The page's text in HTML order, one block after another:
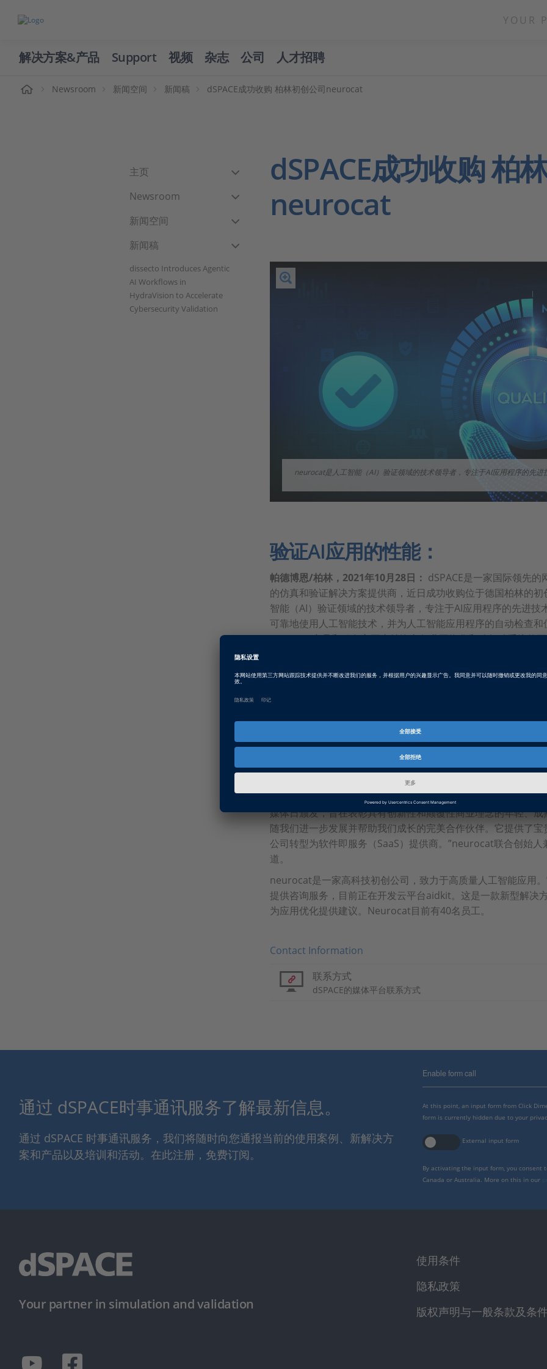
YOUR
解决方案&产品 Support 视频 杂志 公司 人才招聘
Newsroom 新闻空间 新闻稿 dSPACE成功收购 柏林初创公司neurocat
主页
Newsroom
新闻空间
新闻稿
dissecto Introduces Agentic
AI Workflows in
HydraVision to Accelerate
Cybersecurity Validation
dSPACE成功收购 柏
neurocat
neurocat是人工智能（AI）验证领域的技术领导者，专注于AI应用程序的先进
验证AI应用的性能：
帕德博恩/柏林，2021年10月28日： dSPACE是一家国际领先
的仿真和验证解决方案提供商，近日成功收购位于德国柏林的
智能（AI）验证领域的技术领导者，专注于AI应用程序的先进
可靠地使用人工智能技术，并为人工智能应用程序的自动检查
neurocat产品和服务主要支持汽车行业网络化和动驾驶系统的
“aidkit”平台，并在未来使用该解决方案验证AI算法。
验证AI算法。这对dSPACE和我们的客户都至关重要。因此，通
作关系，并扩展了我们广泛的仿真和验证解决方案。因为我们
技术。我们与neurocat 承担共同使命 。无论是现在还是未来
决方案帮助技术专家和驾驶行业领导者们开发网络化和自动驾
Goetzeler解释道。neurocat联合创始人Stephan Hinze补充道
者。我们正寻求加快我们的国际化进程，dSPACE的全球网络
Hinze在2021年年中光荣卸任公司首席执行官，并于2021年10
媒体日颁发，旨在表彰具有创新性和颠覆性商业理念的年轻、成
随我们进一步发展并帮助我们成长的完美合作伙伴。它提供了
公司转型为软件即服务（SaaS）提供商。”neurocat联合创始
道。
neurocat是一家高科技初创公司，致力于高质量人工智能应用
提供咨询服务，目前正在开发云平台aidkit。这是一款新型解决
为应用优化提供建议。Neurocat目前有40名员工。
Contact Information
联系方式
dSPACE的媒体平台联系方式
通过 dSPACE时事通讯服务了解最新信息。
通过 dSPACE 时事通讯服务，我们将随时向您通报当前的使用案例、新解决方
案和产品以及培训和活动。在此注册，免费订阅。
Enable form call
At this point, an input form from Click
form is currently hidden due to your
External input form
By activating the input form, you consent
Canada or Australia. More on this in our
Your partner in simulation and validation
使用条件
隐私政策
版权声明与一般条款及条